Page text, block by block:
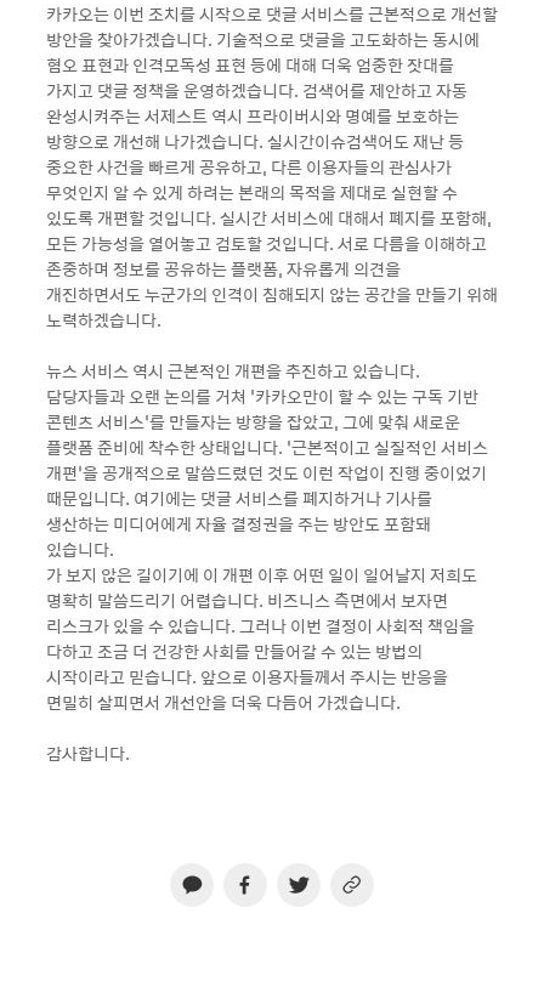
카카오는 이번 조치를 시작으로 댓글 서비스를 근본적으로 개선할
방안을 찾아가겠습니다. 기술적으로 댓글을 고도화하는 동시에
혐오 표현과 인격모독성 표현 등에 대해 더욱 엄중한 잣대를
가지고 댓글 정책을 운영하겠습니다. 검색어를 제안하고 자동
완성시켜주는 서제스트 역시 프라이버시와 명예를 보호하는
방향으로 개선해 나가겠습니다. 실시간이슈검색어도 재난 등
중요한 사건을 빠르게 공유하고, 다른 이용자들의 관심사가
무엇인지 알 수 있게 하려는 본래의 목적을 제대로 실현할 수
있도록 개편할 것입니다. 실시간 서비스에 대해서 폐지를 포함해,
모든 가능성을 열어놓고 검토할 것입니다. 서로 다름을 이해하고
존중하며 정보를 공유하는 플랫폼, 자유롭게 의견을
개진하면서도 누군가의 인격이 침해되지 않는 공간을 만들기 위해
노력하겠습니다.
뉴스 서비스 역시 근본적인 개편을 추진하고 있습니다.
담당자들과 오랜 논의를 거쳐 ‘카카오만이 할 수 있는 구독 기반
콘텐츠 서비스’를 만들자는 방향을 잡았고, 그에 맞춰 새로운
플랫폼 준비에 착수한 상태입니다. ‘근본적이고 실질적인 서비스
개편’을 공개적으로 말씀드렸던 것도 이런 작업이 진행 중이었기
때문입니다. 여기에는 댓글 서비스를 폐지하거나 기사를
생산하는 미디어에게 자율 결정권을 주는 방안도 포함돼
있습니다.
가 보지 않은 길이기에 이 개편 이후 어떤 일이 일어날지 저희도
명확히 말씀드리기 어렵습니다. 비즈니스 측면에서 보자면
리스크가 있을 수 있습니다. 그러나 이번 결정이 사회적 책임을
다하고 조금 더 건강한 사회를 만들어갈 수 있는 방법의
시작이라고 믿습니다. 앞으로 이용자들께서 주시는 반응을
면밀히 살피면서 개선안을 더욱 다듬어 가겠습니다.
감사합니다.